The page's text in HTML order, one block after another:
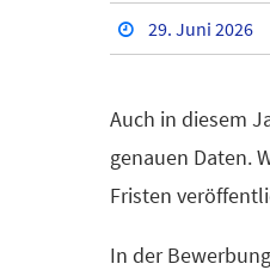
29. Juni 2026
Auch in diesem
genauen Daten.
Fristen
In der